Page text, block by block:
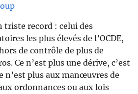
triste record : celui des
les plus élevés de l’OCDE,
de contrôle de plus de
Ce n’est plus une dérive, c’est
n’est plus aux manœuvres de
ordonnances ou aux lois